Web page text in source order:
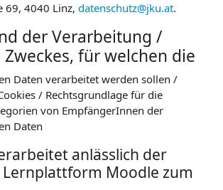
69, 4040 Linz, datenschutz@jku.at.
der Verarbeitung /
für welchen die
Daten verarbeitet werden sollen /
/ Rechtsgrundlage für die
von EmpfängerInnen der
Daten
anlässlich der
Moodle zum